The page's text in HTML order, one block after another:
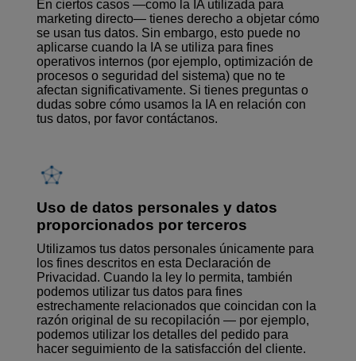
En ciertos casos —como la IA utilizada para
marketing directo— tienes derecho a objetar cómo
se usan tus datos. Sin embargo, esto puede no
aplicarse cuando la IA se utiliza para fines
operativos internos (por ejemplo, optimización de
procesos o seguridad del sistema) que no te
afectan significativamente. Si tienes preguntas o
dudas sobre cómo usamos la IA en relación con
tus datos, por favor contáctanos.
Uso de datos personales y datos
proporcionados por terceros
Utilizamos tus datos personales únicamente para
los fines descritos en esta Declaración de
Privacidad. Cuando la ley lo permita, también
podemos utilizar tus datos para fines
estrechamente relacionados que coincidan con la
razón original de su recopilación — por ejemplo,
podemos utilizar los detalles del pedido para
hacer seguimiento de la satisfacción del cliente.